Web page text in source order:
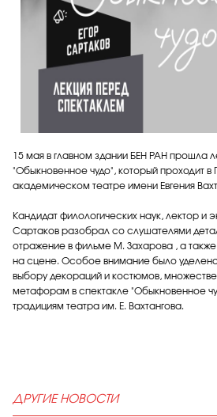
15 мая в главном здании БЕН РАН прошла
"Обыкновенное чудо", который проходит в
академическом театре имени Евгения
Кандидат филологических наук, лектор и
Сартаков разобрал со слушателями
отражение в фильме М. Захарова , а
на сцене. Особое внимание было
выбору декораций и костюмов,
метафорам в спектакле "Обыкновенное
традициям театра им. Е. Вахтангова.
ДРУГИЕ НОВОСТИ